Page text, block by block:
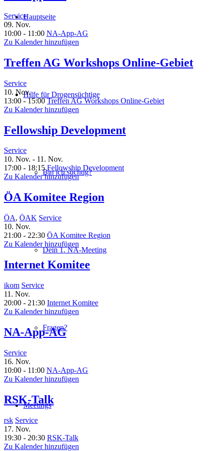
Hauptseite
Hilfe für Drogensüchtige
Bin ich süchtig?
Dein 1. NA-Meeting
Fragen?
Meetings
Service
09. Nov.
10:00 - 11:00 NA-App-AG
Zu Kalender hinzufügen
Treffen AG Workshops Online-Gebiet
Service
10. Nov.
13:00 - 15:00Treffen AG Workshops Online-Gebiet
Zu Kalender hinzufügen
Fellowship Development
Service
10. Nov. - 11. Nov.
17:00 - 18:15Fellowship Development
Zu Kalender hinzufügen
ÖA Komitee Region
ÖA, ÖAK Service
10. Nov.
21:00 - 22:30 ÖA Komitee Region
Zu Kalender hinzufügen
Internet Komitee
ikom Service
11. Nov.
20:00 - 21:30 Internet Komitee
Zu Kalender hinzufügen
NA-App-AG
Service
16. Nov.
10:00 - 11:00 NA-App-AG
Zu Kalender hinzufügen
RSK-Talk
rsk Service
17. Nov.
19:30 - 20:30 RSK-Talk
Zu Kalender hinzufügen